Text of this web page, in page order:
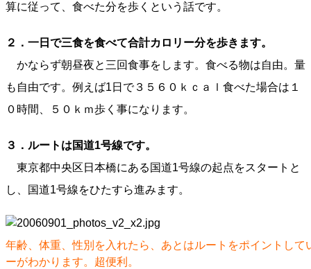
算に従って、食べた分を歩くという話です。
２．一日で三食を食べて合計カロリー分を歩きます。
かならず朝昼夜と三回食事をします。食べる物は自由。量
も自由です。例えば1日で３５６０ｋｃａｌ食べた場合は１
０時間、５０ｋｍ歩く事になります。
３．ルートは国道1号線です。
東京都中央区日本橋にある国道1号線の起点をスタートと
し、国道1号線をひたすら進みます。
年齢、体重、性別を入れたら、あとはルートをポイントして
ーがわかります。超便利。